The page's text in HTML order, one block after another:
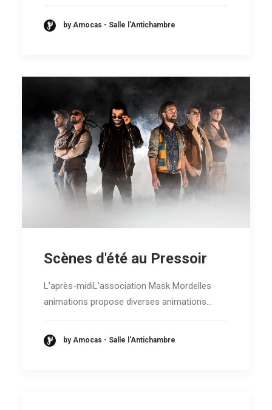
by Amocas - Salle l'Antichambre
Scènes d'été au Pressoir
L'après-midiL’association Mask Mordelles
animations propose diverses animations…
by Amocas - Salle l'Antichambre